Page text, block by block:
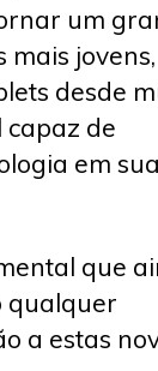
um
mais jovens,
desde
de
em
que
qualquer
a estas